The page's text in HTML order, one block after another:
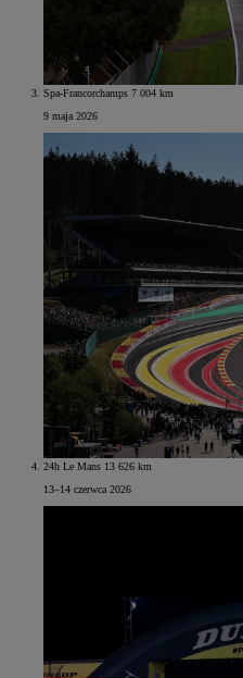
Spa-Francorchamps 7 004 km
9 maja 2026
24h Le Mans 13 626 km
13–14 czerwca 2026